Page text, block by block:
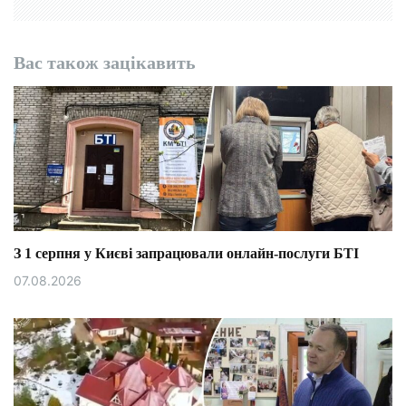
Вас також зацікавить
З 1 серпня у Києві запрацювали онлайн-послуги БТІ
07.08.2026